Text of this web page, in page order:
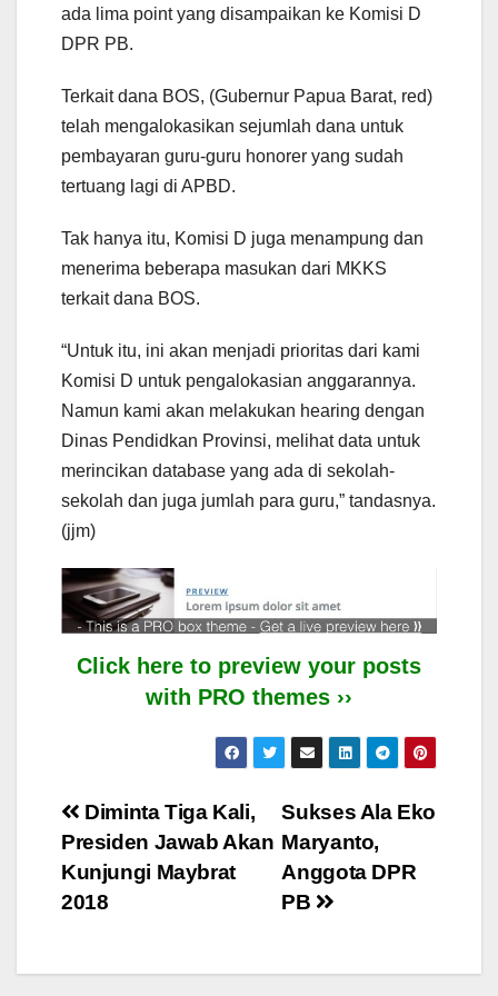
ada lima point yang disampaikan ke Komisi D
DPR PB.
Terkait dana BOS, (Gubernur Papua Barat, red)
telah mengalokasikan sejumlah dana untuk
pembayaran guru-guru honorer yang sudah
tertuang lagi di APBD.
Tak hanya itu, Komisi D juga menampung dan
menerima beberapa masukan dari MKKS
terkait dana BOS.
“Untuk itu, ini akan menjadi prioritas dari kami
Komisi D untuk pengalokasian anggarannya.
Namun kami akan melakukan hearing dengan
Dinas Pendidkan Provinsi, melihat data untuk
merincikan database yang ada di sekolah-
sekolah dan juga jumlah para guru,” tandasnya.
(jjm)
Click here to preview your posts
with PRO themes ››
Post
navigation
Sukses Ala Eko
Maryanto,
Anggota DPR
PB
Diminta Tiga Kali,
Presiden Jawab Akan
Kunjungi Maybrat
2018